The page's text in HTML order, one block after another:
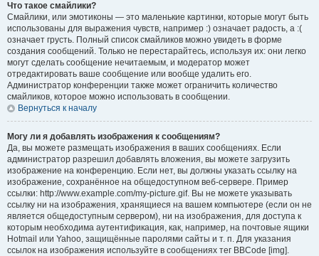
Что такое смайлики?
Смайлики, или эмотиконы — это маленькие картинки, которые могут быть
использованы для выражения чувств, например :) означает радость, а :(
означает грусть. Полный список смайликов можно увидеть в форме
создания сообщений. Только не перестарайтесь, используя их: они легко
могут сделать сообщение нечитаемым, и модератор может
отредактировать ваше сообщение или вообще удалить его.
Администратор конференции также может ограничить количество
смайликов, которое можно использовать в сообщении.
Вернуться к началу
Могу ли я добавлять изображения к сообщениям?
Да, вы можете размещать изображения в ваших сообщениях. Если
администратор разрешил добавлять вложения, вы можете загрузить
изображение на конференцию. Если нет, вы должны указать ссылку на
изображение, сохранённое на общедоступном веб-сервере. Пример
ссылки: http://www.example.com/my-picture.gif. Вы не можете указывать
ссылку ни на изображения, хранящиеся на вашем компьютере (если он не
является общедоступным сервером), ни на изображения, для доступа к
которым необходима аутентификация, как, например, на почтовые ящики
Hotmail или Yahoo, защищённые паролями сайты и т. п. Для указания
ссылок на изображения используйте в сообщениях тег BBCode [img].